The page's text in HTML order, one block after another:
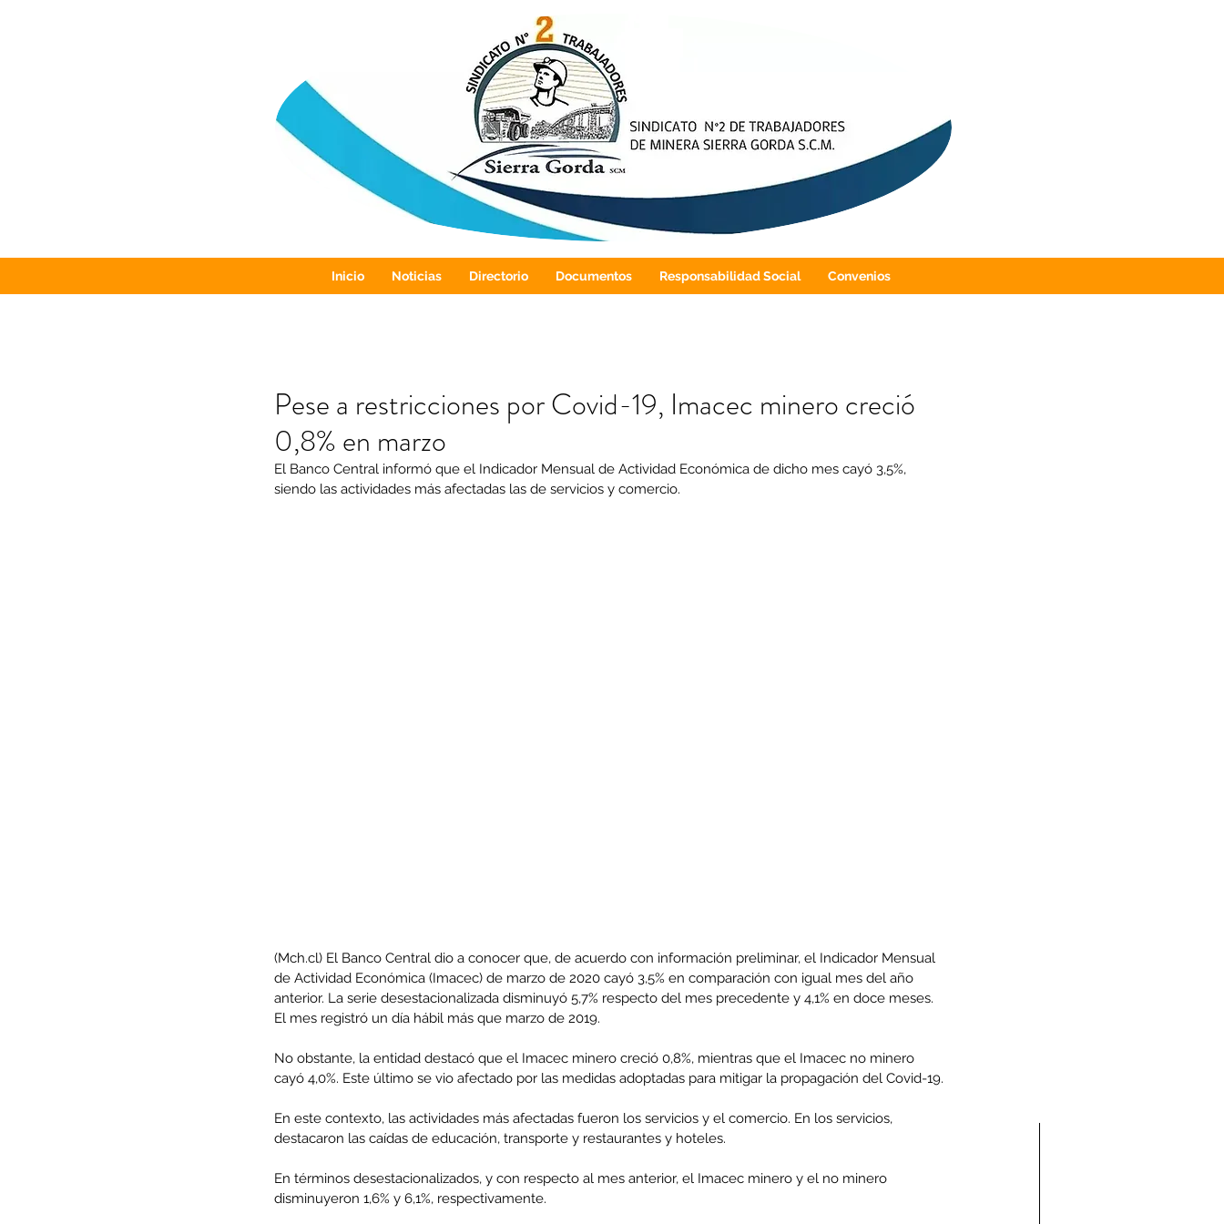
Inicio Noticias Directorio Documentos Responsabilidad Social Convenios
Pese a restricciones por Covid-19, Imacec minero creció
0,8% en marzo
El Banco Central informó que el Indicador Mensual de Actividad Económica de dicho mes cayó 3,5%,
siendo las actividades más afectadas las de servicios y comercio.
(Mch.cl) El Banco Central dio a conocer que, de acuerdo con información preliminar, el Indicador Mensual
de Actividad Económica (Imacec) de marzo de 2020 cayó 3,5% en comparación con igual mes del año
anterior. La serie desestacionalizada disminuyó 5,7% respecto del mes precedente y 4,1% en doce meses.
El mes registró un día hábil más que marzo de 2019.
No obstante, la entidad destacó que el Imacec minero creció 0,8%, mientras que el Imacec no minero
cayó 4,0%. Este último se vio afectado por las medidas adoptadas para mitigar la propagación del Covid-19.
En este contexto, las actividades más afectadas fueron los servicios y el comercio. En los servicios,
destacaron las caídas de educación, transporte y restaurantes y hoteles.
En términos desestacionalizados, y con respecto al mes anterior, el Imacec minero y el no minero
disminuyeron 1,6% y 6,1%, respectivamente.